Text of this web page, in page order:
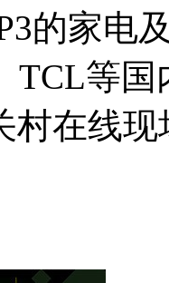
的家电
TCL等
村在线